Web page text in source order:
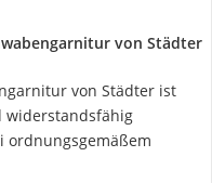
von Städter
von Städter ist
widerstandsfähig
ordnungsgemäßem